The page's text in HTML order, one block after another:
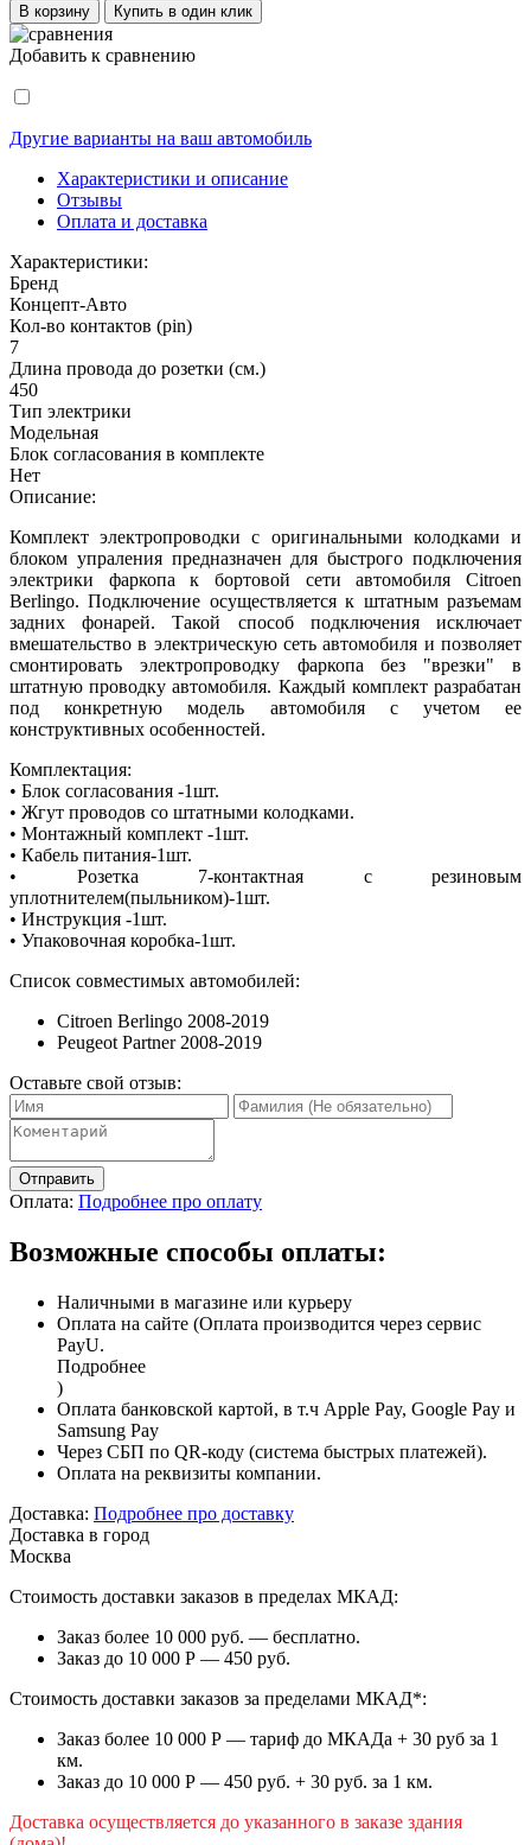
В корзину Купить в один клик
Добавить к сравнению
Другие варианты на ваш автомобиль
Характеристики и описание
Отзывы
Оплата и доставка
Характеристики:
Бренд
Концепт-Авто
Кол-во контактов (pin)
7
Длина провода до розетки (см.)
450
Тип электрики
Модельная
Блок согласования в комплекте
Нет
Описание:
Комплект электропроводки с оригинальными колодками и
блоком упраления предназначен для быстрого подключения
электрики фаркопа к бортовой сети автомобиля Citroen
Berlingo. Подключение осуществляется к штатным разъемам
задних фонарей. Такой способ подключения исключает
вмешательство в электрическую сеть автомобиля и позволяет
смонтировать электропроводку фаркопа без "врезки" в
штатную проводку автомобиля. Каждый комплект разрабатан
под конкретную модель автомобиля с учетом ее
конструктивных особенностей.
Комплектация:
• Блок согласования -1шт.
• Жгут проводов со штатными колодками.
• Монтажный комплект -1шт.
• Кабель питания-1шт.
• Розетка 7-контактная с резиновым
уплотнителем(пыльником)-1шт.
• Инструкция -1шт.
• Упаковочная коробка-1шт.
Список совместимых автомобилей:
Citroen Berlingo 2008-2019
Peugeot Partner 2008-2019
Оставьте свой отзыв:
Отправить
Оплата: Подробнее про оплату
Возможные способы оплаты:
Наличными в магазине или курьеру
Оплата на сайте (Оплата производится через сервис
PayU.
Подробнее
)
Оплата банковской картой, в т.ч Apple Pay, Google Pay и
Samsung Pay
Через СБП по QR-коду (система быстрых платежей).
Оплата на реквизиты компании.
Доставка: Подробнее про доставку
Доставка в город
Москва
Стоимость доставки заказов в пределах МКАД:
Заказ более 10 000 руб. — бесплатно.
Заказ до 10 000 Р — 450 руб.
Стоимость доставки заказов за пределами МКАД*:
Заказ более 10 000 Р — тариф до МКАДа + 30 руб за 1
км.
Заказ до 10 000 Р — 450 руб. + 30 руб. за 1 км.
Доставка осуществляется до указанного в заказе здания